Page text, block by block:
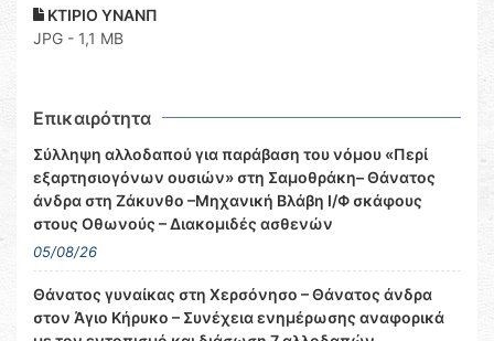
ΚΤΙΡΙΟ ΥΝΑΝΠ
JPG - 1,1 MB
Επικαιρότητα
Σύλληψη αλλοδαπού για παράβαση του νόμου «Περί
εξαρτησιογόνων ουσιών» στη Σαμοθράκη– Θάνατος
άνδρα στη Ζάκυνθο –Μηχανική Βλάβη Ι/Φ σκάφους
στους Οθωνούς – Διακομιδές ασθενών
05/08/26
Θάνατος γυναίκας στη Χερσόνησο – Θάνατος άνδρα
στον Άγιο Κήρυκο – Συνέχεια ενημέρωσης αναφορικά